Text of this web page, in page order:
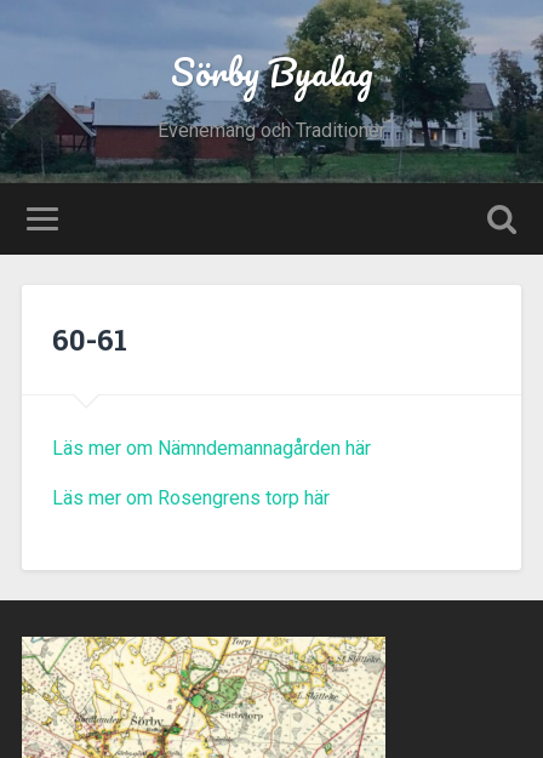
Sörby Byalag
Evenemang och Traditioner
60-61
Läs mer om Nämndemannagården här
Läs mer om Rosengrens torp här